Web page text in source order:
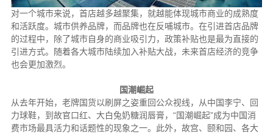
对一个城市来说，首店越多越聚集，就越能体现城市商业的成熟度
和活跃度。城市供养品牌，而品牌也在反哺城市。在引进首店品牌
的过程中，除了城市自身的商业吸引力，政策补贴也是最为直接的
引进方式。随着各大城市陆续加入补贴大战，未来首店经济的竞争
也会更加激烈。
国潮崛起
从去年开始，老牌国货以刷屏之姿重回公众视线，从中国李宁、回
力球鞋，到故官口红、大白兔奶糖润唇膏，“国潮崛起”成为中国消
费市场最具活力和话题性的现象之一。此外，故宫、颐和园、各大